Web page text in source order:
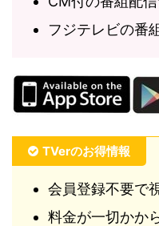
フジテレビの番
TVerのお得情報
会員登録不要で
料金が一切かか